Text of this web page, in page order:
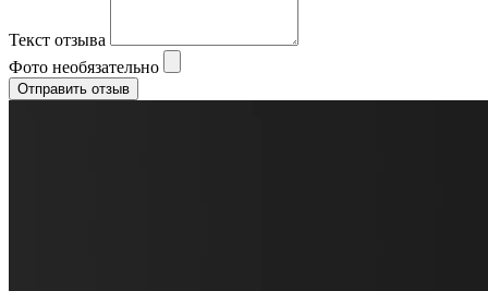
Текст отзыва
Фото необязательно
Отправить отзыв